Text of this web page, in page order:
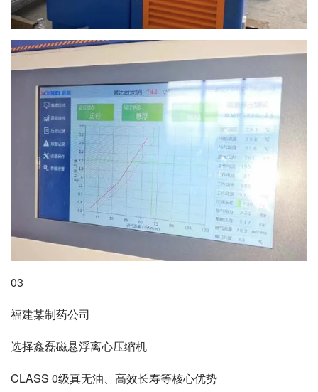
03
福建某制药公司
选择鑫磊磁悬浮离心压缩机
CLASS 0级真无油、高效长寿等核心优势